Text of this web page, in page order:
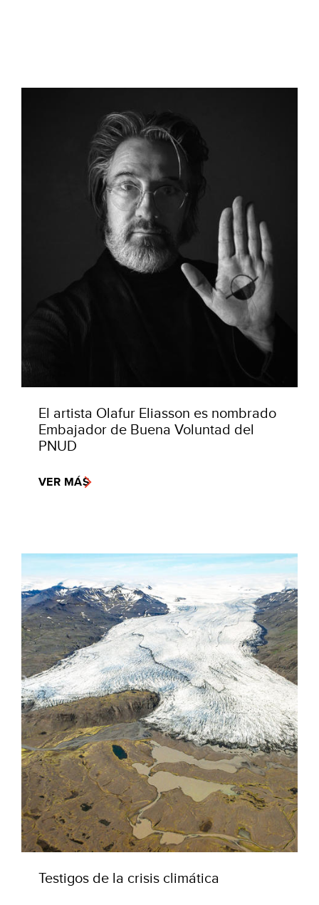
El artista Olafur Eliasson es nombrado
Embajador de Buena Voluntad del
PNUD
VER MÁS
Testigos de la crisis climática